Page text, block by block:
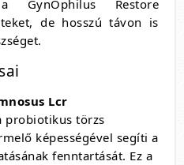
a GynOphilus Restore
de hosszú távon is
Lcr
probiotikus törzs
képességével segíti a
fenntartását. Ez a